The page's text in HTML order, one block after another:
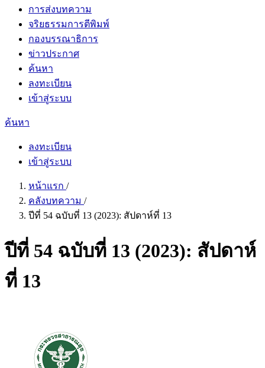
การส่งบทความ
จริยธรรมการตีพิมพ์
กองบรรณาธิการ
ข่าวประกาศ
ค้นหา
ลงทะเบียน
เข้าสู่ระบบ
ค้นหา
ลงทะเบียน
เข้าสู่ระบบ
หน้าแรก /
คลังบทความ /
ปีที่ 54 ฉบับที่ 13 (2023): สัปดาห์ที่ 13
ปีที่ 54 ฉบับที่ 13 (2023): สัปดาห์
ที่ 13